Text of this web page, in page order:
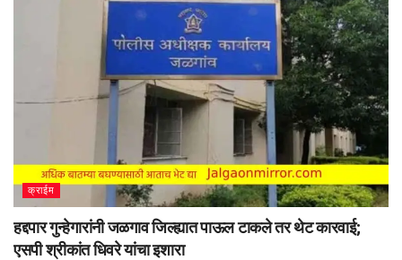
क्राईम
हद्दपार गुन्हेगारांनी जळगाव जिल्ह्यात पाऊल टाकले तर थेट कारवाई;
एसपी श्रीकांत धिवरे यांचा इशारा